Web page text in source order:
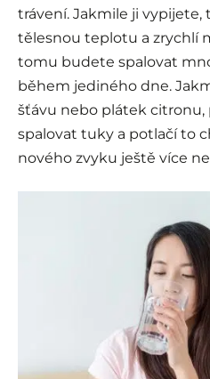
trávení. Jakmile ji vypijete,
tělesnou teplotu a zrychlí
tomu budete spalovat
během jediného dne.
šťávu nebo plátek citronu,
spalovat tuky a potlačí to
nového zvyku ještě více